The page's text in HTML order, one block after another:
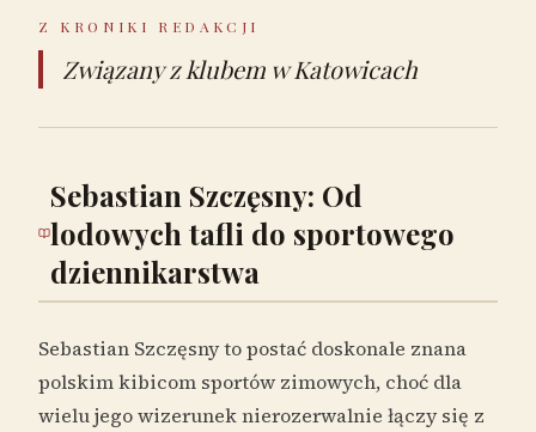
Z KRONIKI REDAKCJI
Związany z klubem w Katowicach
Sebastian Szczęsny: Od
lodowych tafli do sportowego
dziennikarstwa
Sebastian Szczęsny to postać doskonale znana
polskim kibicom sportów zimowych, choć dla
wielu jego wizerunek nierozerwalnie łączy się z